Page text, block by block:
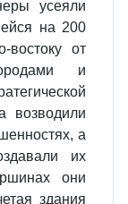
усеяли
на 200
востоку от
и
возводили
а
их
они
здания